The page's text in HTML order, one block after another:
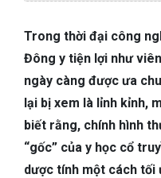
TIÊU HÓA
NHA KHOA
Trong thời đại công
Đông y tiện lợi như
ngày càng được ưa
lại bị xem là lỉnh kỉnh,
biết rằng, chính hình
“gốc” của y học cổ
dược tính một cách tối